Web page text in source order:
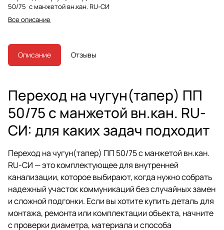
50/75 с манжетой вн.кан. RU-СИ
Все описание
Описание Отзывы
Переход на чугун(тапер) ПП
50/75 с манжетой вн.кан. RU-
СИ: для каких задач подходит
Переход на чугун(тапер) ПП 50/75 с манжетой вн.кан.
RU-СИ — это комплектующее для внутренней
канализации, которое выбирают, когда нужно собрать
надежный участок коммуникаций без случайных замен
и сложной подгонки. Если вы хотите купить деталь для
монтажа, ремонта или комплектации объекта, начните
с проверки диаметра, материала и способа